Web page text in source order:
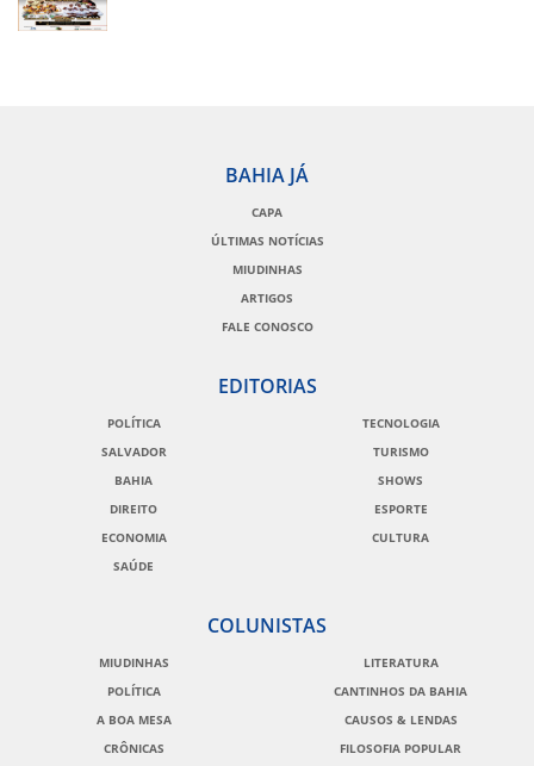
BAHIA JÁ
CAPA
ÚLTIMAS NOTÍCIAS
MIUDINHAS
ARTIGOS
FALE CONOSCO
EDITORIAS
POLÍTICA
SALVADOR
BAHIA
DIREITO
ECONOMIA
SAÚDE
TECNOLOGIA
TURISMO
SHOWS
ESPORTE
CULTURA
COLUNISTAS
MIUDINHAS
POLÍTICA
A BOA MESA
CRÔNICAS
LITERATURA
CANTINHOS DA BAHIA
CAUSOS & LENDAS
FILOSOFIA POPULAR